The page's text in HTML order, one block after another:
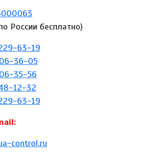
России бесплатно)
63-19
36-05
35-56
12-32
63-19
control.ru